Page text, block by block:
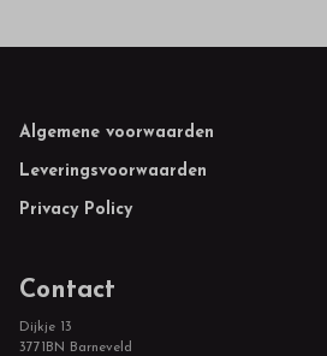
Footer
Algemene voorwaarden
Leveringsvoorwaarden
Privacy Policy
Contact
Dijkje 13
3771BN Barneveld